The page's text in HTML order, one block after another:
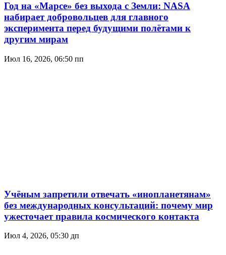
Год на «Марсе» без выхода с Земли: NASA
набирает добровольцев для главного
эксперимента перед будущими полётами к
другим мирам
Июл 16, 2026, 06:50 пп
Учёным запретили отвечать «инопланетянам»
без международных консультаций: почему мир
ужесточает правила космического контакта
Июл 4, 2026, 05:30 дп